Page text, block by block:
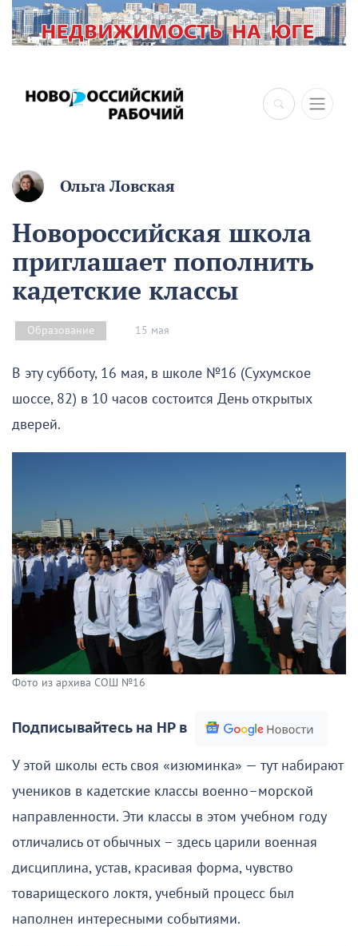
×
Ольга Ловская
Новороссийская школа
приглашает пополнить
кадетские классы
Образование 15 мая
В эту субботу, 16 мая, в школе №16 (Сухумское
шоссе, 82) в 10 часов состоится День открытых
дверей.
Фото из архива СОШ №16
Подписывайтесь на НР в
У этой школы есть своя «изюминка» — тут набирают
учеников в кадетские классы военно–морской
направленности. Эти классы в этом учебном году
отличались от обычных – здесь царили военная
дисциплина, устав, красивая форма, чувство
товарищеского локтя, учебный процесс был
наполнен интересными событиями.